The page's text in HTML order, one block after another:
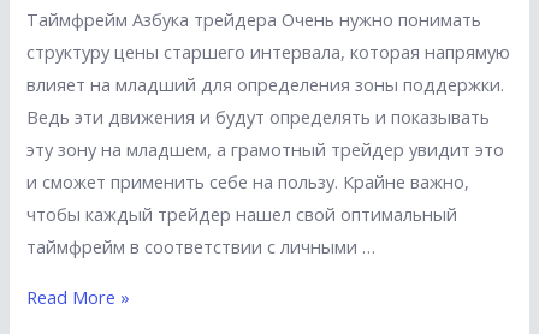
нужен?
Как
правильно
поставить
stop-
loss?
Таймфрейм Азбука трейдера Очень нужно понимать
структуру цены старшего интервала, которая напрямую
влияет на младший для определения зоны поддержки.
Ведь эти движения и будут определять и показывать
эту зону на младшем, а грамотный трейдер увидит это
и сможет применить себе на пользу. Крайне важно,
чтобы каждый трейдер нашел свой оптимальный
таймфрейм в соответствии с личными …
Что
Read More »